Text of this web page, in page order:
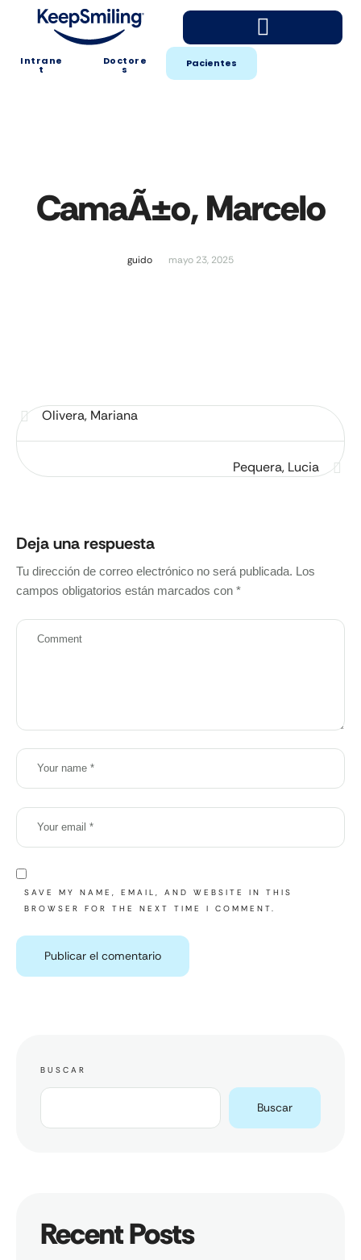
Intrane
t
Doctore
s Pacientes
CamaÃ±o, Marcelo
guido mayo 23, 2025
Olivera, Mariana
Pequera, Lucia
Deja una respuesta
Tu dirección de correo electrónico no será publicada. Los
campos obligatorios están marcados con *
SAVE MY NAME, EMAIL, AND WEBSITE IN THIS
BROWSER FOR THE NEXT TIME I COMMENT.
BUSCAR
Buscar
Recent Posts